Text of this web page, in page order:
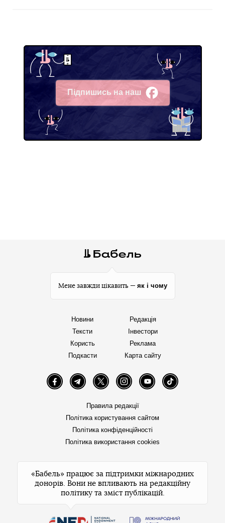
Підпишись на наш
Facebook
Мене завжди цікавить — як і чому
Новини
Тексти
Користь
Подкасти
Редакція
Інвестори
Реклама
Карта сайту
FacebookTelegramTwitter InstagramYouTube TikTok
Правила редакції
Політика користування сайтом
Політика конфіденційності
Політика використання cookies
«Бабель» працює за підтримки міжнародних
донорів. Вони не впливають на редакційну
політику та зміст публікацій.